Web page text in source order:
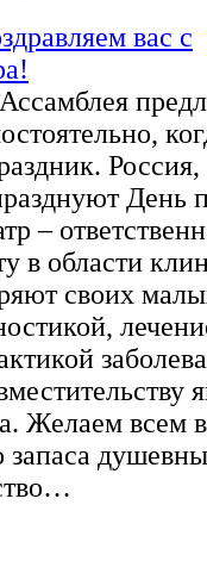
День
–
в области
своих
Желаем всем
запаса